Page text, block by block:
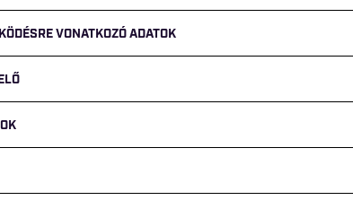
VONATKOZÓ ADATOK